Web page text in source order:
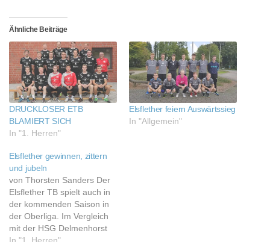
Ähnliche Beiträge
DRUCKLOSER ETB
BLAMIERT SICH
In "1. Herren"
Elsflether feiern Auswärtssieg
In "Allgemein"
Elsflether gewinnen, zittern
und jubeln
von Thorsten Sanders Der
Elsflether TB spielt auch in
der kommenden Saison in
der Oberliga. Im Vergleich
mit der HSG Delmenhorst
profitierte er vom besseren
In "1. Herren"